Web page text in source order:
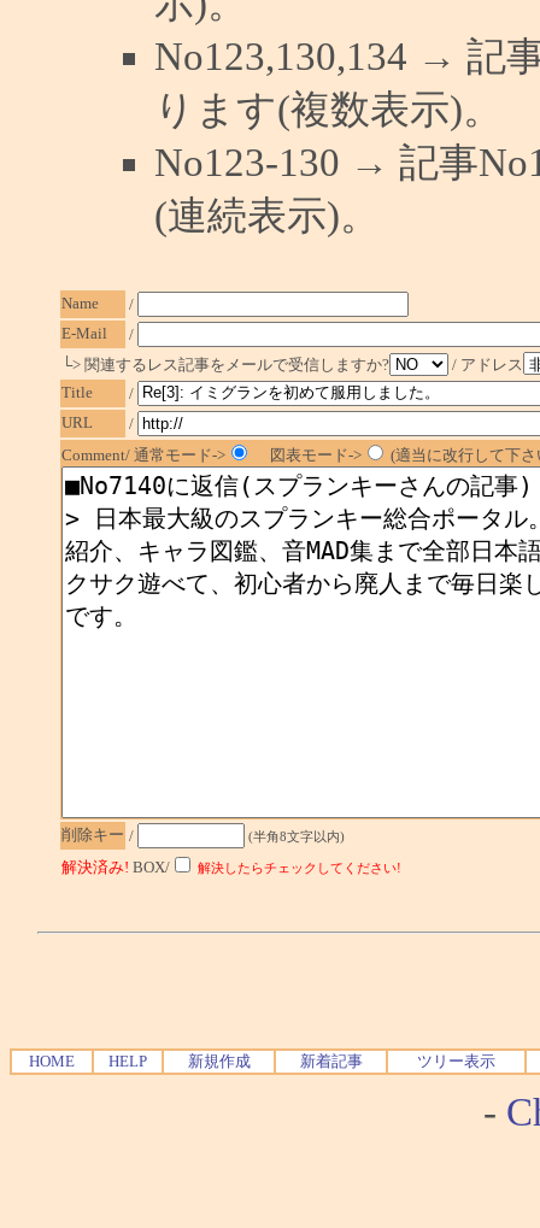
No123,130,134 → 記
ります(複数表示)。
No123-130 → 記事
(連続表示)。
Name
/
E-Mail
/
└> 関連するレス記事をメールで受信しますか?
/ アドレス
Title
/
URL
/
Comment/ 通常モード->
図表モード-> (適当に改行して下
削除キー / (半角8文字以内)
解決済み! BOX/ 解決したらチェックしてください!
HOME HELP 新規作成 新着記事 ツリー表示
-